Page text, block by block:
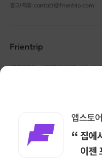
광고/제휴: contact@frientrip.com
Frientrip
㈜프렌트립 | 사업자 등록번호 : 261-81-
대해 ㈜프렌트립은 일체의 책임을 지지 않
NICEPAY 안전거래 서비스 : 고객님의 안
구매안전 서비스를 이용할 수 있습니다.가
이용약관